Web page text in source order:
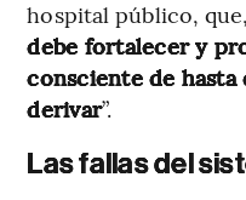
hospital público,
debe fortalecer y
consciente de hasta
derivar”.
Las fallas del